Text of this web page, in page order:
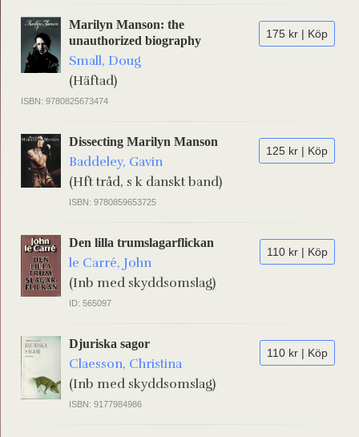
175 kr | Köp
Marilyn Manson: the
unauthorized biography
Small, Doug
(Häftad)
ISBN: 9780825673474
125 kr | Köp
Dissecting Marilyn Manson
Baddeley, Gavin
(Hft tråd, s k danskt band)
ISBN: 9780859653725
110 kr | Köp
Den lilla trumslagarflickan
le Carré, John
(Inb med skyddsomslag)
ID: 565097
110 kr | Köp
Djuriska sagor
Claesson, Christina
(Inb med skyddsomslag)
ISBN: 9177984986